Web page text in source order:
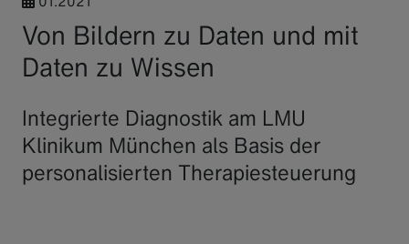
Von Bildern zu Daten und mit
Daten zu Wissen
Integrierte Diagnostik am LMU
Klinikum München als Basis der
personalisierten Therapiesteuerung